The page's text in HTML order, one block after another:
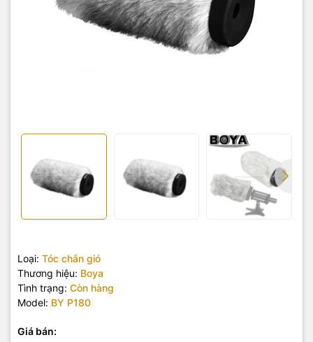
Loại: Tóc chắn gió
Thương hiệu: Boya
Tình trạng: Còn hàng
Model: BY P180
Giá bán: